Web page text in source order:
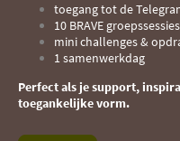
toegang tot de
10 BRAVE groepssessies
mini challenges &
1 samenwerkdag
Perfect als je support,
toegankelijke vorm.